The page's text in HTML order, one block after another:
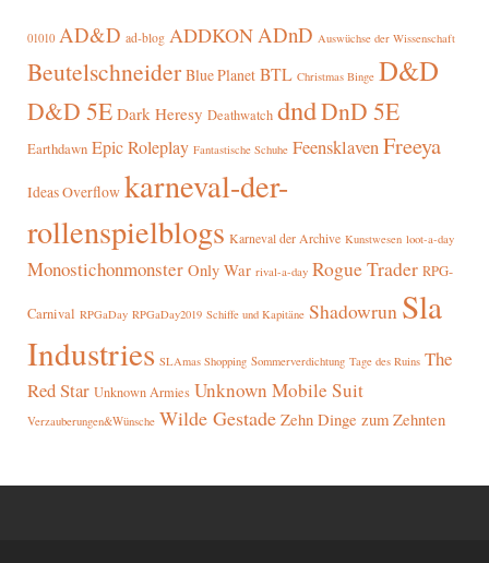
01010 AD&D ad-blog ADDKONADnD Auswüchse der Wissenschaft
Beutelschneider Blue Planet BTL Christmas Binge D&D
D&D 5E Dark Heresy Deathwatch dndDnD 5E
Earthdawn Epic Roleplay Fantastische Schuhe FeensklavenFreeya
Ideas Overflow karneval-der-
rollenspielblogs Karneval der Archive Kunstwesen loot-a-day
Monostichonmonster Only War rival-a-day Rogue Trader RPG-
Carnival RPGaDay RPGaDay2019 Schiffe und Kapitäne Shadowrun Sla
Industries SLAmas Shopping Sommerverdichtung Tage des Ruins The
Red Star Unknown Armies Unknown Mobile Suit
Verzauberungen&Wünsche Wilde Gestade Zehn Dinge zum Zehnten